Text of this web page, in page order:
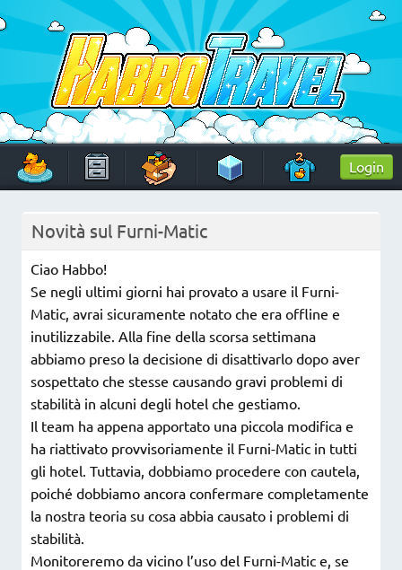
to
content
HabboTravel
Un viaggio di pixel!
Login
Novità sul Furni-Matic
Ciao Habbo!
Se negli ultimi giorni hai provato a usare il Furni-
Matic, avrai sicuramente notato che era offline e
inutilizzabile. Alla fine della scorsa settimana
abbiamo preso la decisione di disattivarlo dopo aver
sospettato che stesse causando gravi problemi di
stabilità in alcuni degli hotel che gestiamo.
Il team ha appena apportato una piccola modifica e
ha riattivato provvisoriamente il Furni-Matic in tutti
gli hotel. Tuttavia, dobbiamo procedere con cautela,
poiché dobbiamo ancora confermare completamente
la nostra teoria su cosa abbia causato i problemi di
stabilità.
Monitoreremo da vicino l’uso del Furni-Matic e, se